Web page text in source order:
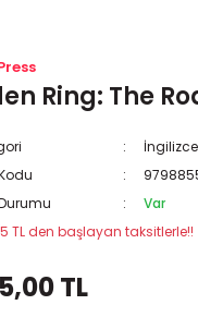
Ring: The
İngilizce
Var
TL den başlayan taksitlerle!!
TL